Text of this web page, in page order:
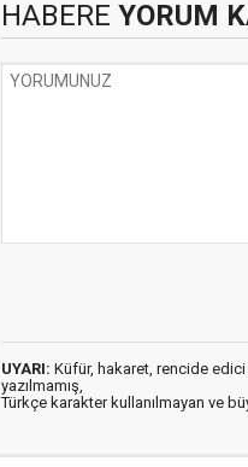
HABERE YORUM
UYARI: Küfür, hakaret, rencide edici
yazılmamış,
Türkçe karakter kullanılmayan ve